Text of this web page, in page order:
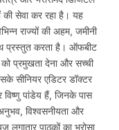
की सेवा कर रहा है। यह
राज्यों की अहम, जमीनी
प्रस्तुत करता है। ऑफबीट
प्रमुखता देना और सच्ची
सीनियर एडिटर डॉक्टर
पांडेय हैं, जिनके पास
विश्वसनीयता और
पाठकों का भरोसा